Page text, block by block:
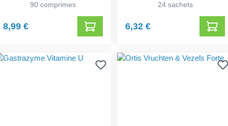
90 comprimes
8,99 €
24 sachets
6,32 €